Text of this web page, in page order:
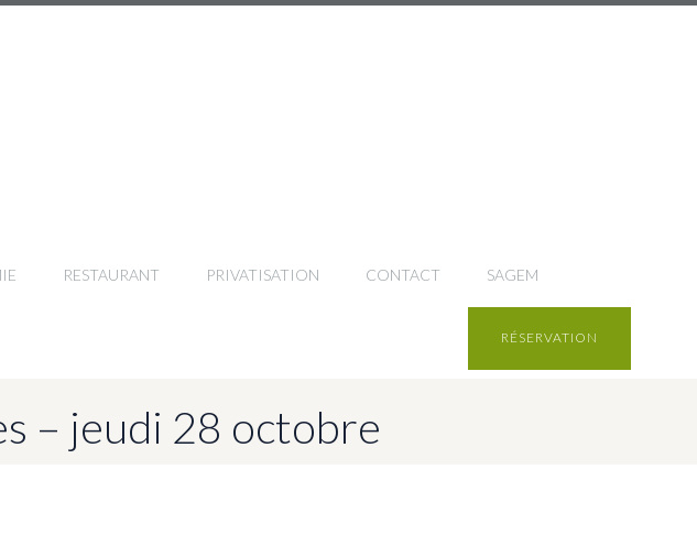
RESTAURANT PRIVATISATION CONTACT SAGEM
RÉSERVATION
– jeudi 28 octobre